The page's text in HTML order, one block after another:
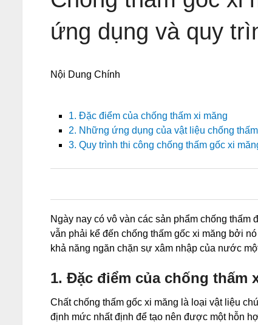
ứng dụng và quy
Nội Dung Chính
1. Đặc điểm của chống thấm xi măng
2. Những ứng dụng của vật liệu chống
3. Quy trình thi công chống thấm gốc xi
Ngày nay có vô vàn các sản phẩm chống
vẫn phải kể đến chống thấm gốc xi măng bởi
khả năng ngăn chặn sự xâm nhập của nước
1. Đặc điểm của chống thấm
Chất chống thấm gốc xi măng là loại vật liệu
định mức nhất định để tạo nên được một hỗn